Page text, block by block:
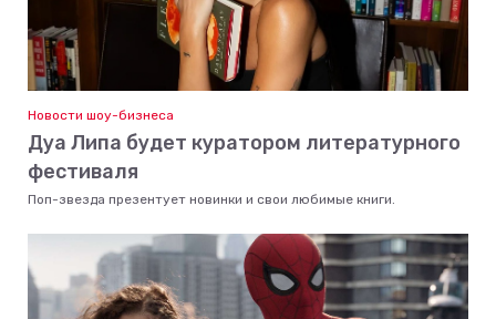
Новости шоу-бизнеса
Дуа Липа будет куратором литературного
фестиваля
Поп-звезда презентует новинки и свои любимые книги.